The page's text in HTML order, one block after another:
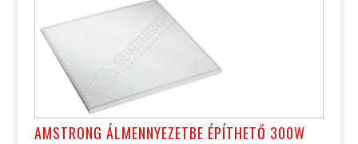
AMSTRONG ÁLMENNYEZETBE ÉPÍTHETŐ 300W